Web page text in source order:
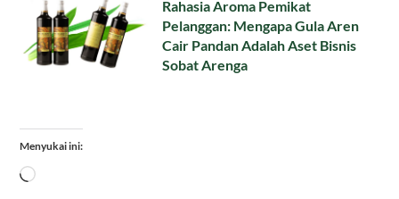
Rahasia Aroma Pemikat
Pelanggan: Mengapa Gula Aren
Cair Pandan Adalah Aset Bisnis
Sobat Arenga
Menyukai ini:
Memuat...